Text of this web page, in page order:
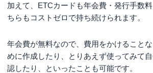
加えて、ETCカードも年会費・発行手数
ちらもコストゼロで持ち続けられます。
年会費が無料なので、費用をかけること
めに作成したり、とりあえず使ってみて
認したり、といったことも可能です。